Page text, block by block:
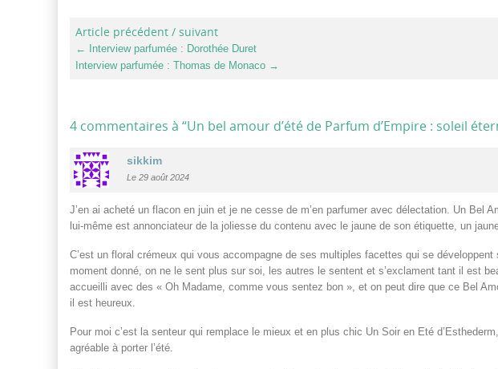
Article précédent / suivant
← Interview parfumée : Dorothée Duret
Interview parfumée : Thomas de Monaco →
4 commentaires à “Un bel amour d’été de Parfum d’Empire : soleil
sikkim
Le 29 août 2024
J’en ai acheté un flacon en juin et je ne cesse de m’en parfumer avec délectation. Un Bel
lui-même est annonciateur de la joliesse du contenu avec le jaune de son étiquette, un
C’est un floral crémeux qui vous accompagne de ses multiples facettes qui se
moment donné, on ne le sent plus sur soi, les autres le sentent et s’exclament tant il est
accueilli avec des « Oh Madame, comme vous sentez bon », et on peut dire que ce Bel
il est heureux.
Pour moi c’est la senteur qui remplace le mieux et en plus chic Un Soir en Eté
agréable à porter l’été.